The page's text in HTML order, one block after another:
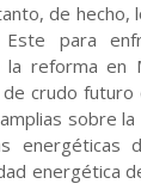
de hecho,
para
la reforma en
crudo futuro
sobre la
energéticas
energética